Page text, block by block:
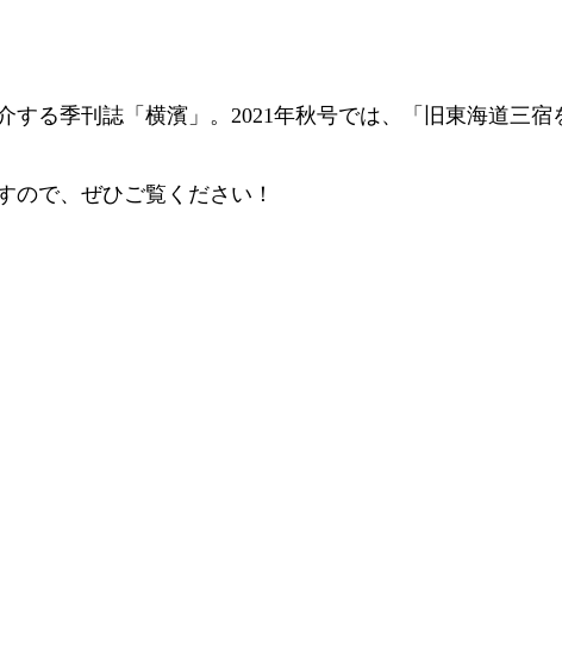
る季刊誌「横濱」。2021年秋号では、「旧東海道三
ので、ぜひご覧ください！